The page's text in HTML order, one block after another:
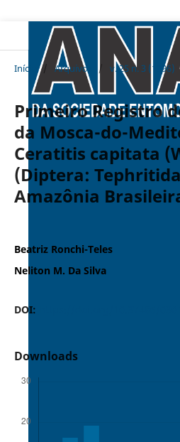
Início / Arquivos / v. 25 n. 3 (1996)
Primeiro Registro
da Mosca-do-
Ceratitis capitata
(Diptera:
Amazônia
Beatriz Ronchi-Teles
Neliton M. Da Silva
DOI:
Downloads